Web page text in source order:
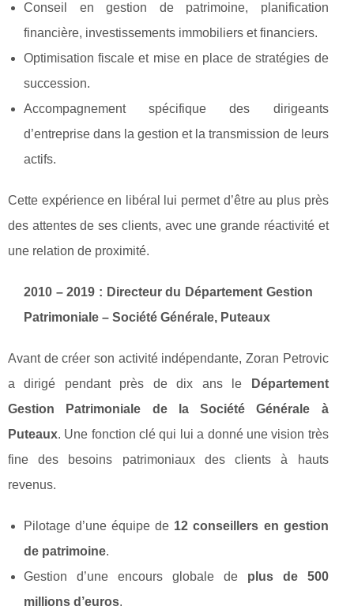
Conseil en gestion de patrimoine, planification
financière, investissements immobiliers et financiers.
Optimisation fiscale et mise en place de stratégies de
succession.
Accompagnement spécifique des dirigeants
d’entreprise dans la gestion et la transmission de leurs
actifs.
Cette expérience en libéral lui permet d’être au plus près
des attentes de ses clients, avec une grande réactivité et
une relation de proximité.
2010 – 2019 : Directeur du Département Gestion
Patrimoniale – Société Générale, Puteaux
Avant de créer son activité indépendante, Zoran Petrovic
a dirigé pendant près de dix ans le
Département
Gestion Patrimoniale de la Société Générale à
Puteaux. Une fonction clé qui lui a donné une vision très
fine des besoins patrimoniaux des clients à hauts
revenus.
Pilotage d’une équipe de 12 conseillers en gestion
de patrimoine.
Gestion d’une encours globale de plus de 500
millions d’euros.